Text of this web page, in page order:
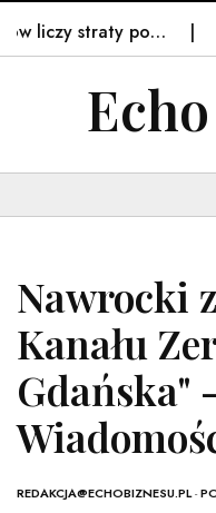
liczy straty po…
Nawrocki
Kanału
Gdańska"
REDAKCJA@ECHOBIZNESU.PL-